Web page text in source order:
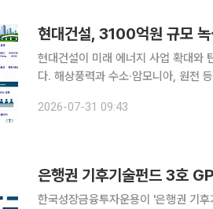
현대건설, 3100억원 규모
현대건설이 미래 에너지 사업 확대와
다. 해상풍력과 수소·암모니아, 원전
따르면 회사는 재생에너지 등 친환경
2026-07-31 09:43
은행권 기후기술펀드 3호
한국성장금융투자운용이 '은행권 기